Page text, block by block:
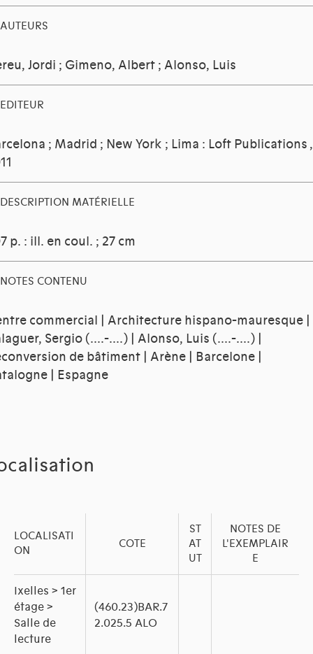
AUTEURS
Jordi ; Gimeno, Albert ; Alonso, Luis
EDITEUR
; Madrid ; New York ; Lima : Loft Publications ,
DESCRIPTION MATÉRIELLE
p. : ill. en coul. ; 27 cm
NOTES CONTENU
commercial | Architecture hispano-mauresque |
Sergio (....-....) | Alonso, Luis (....-....) |
de bâtiment | Arène | Barcelone |
| Espagne
LOCALISATI
ON
COTE
ST
AT
UT
NOTES DE
L'EXEMPLAIR
E
Ixelles > 1er
étage >
Salle de
lecture
(460.23)BAR.7
2.025.5 ALO